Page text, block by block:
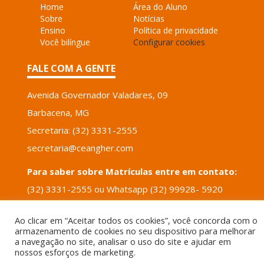
Home
Sobre
Ensino
Você bilíngue
Área do Aluno
Notícias
Política de privacidade
Configurar cookies
FALE COM A GENTE
Avenida Governador Valadares, 09
Barbacena, MG
Secretaria: (32) 3331-2555
secretaria@ceangher.com
Para saber sobre Matrículas entre em contato:
(32) 3331-2555 ou Whatsapp (32) 99928- 5920
POWERED BYVERTICIS
Ao clicar em “Aceitar todos os cookies”, você concorda com o
armazenamento de cookies no seu dispositivo para melhorar
a navegação no site, analisar o uso do site e ajudar em
nossos esforços de marketing.